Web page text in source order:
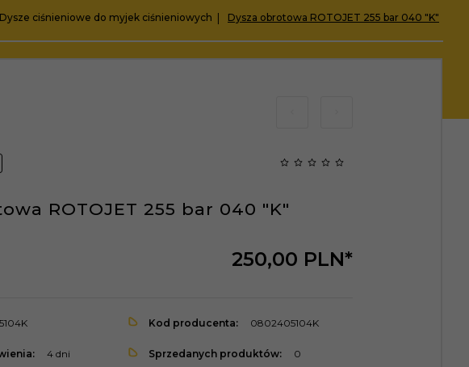
Dysze ciśnieniowe do myjek ciśnieniowych Dysza obrotowa ROTOJET 255 bar 040 "K"
ROTOJET 255 bar 040 "K"
250,00 PLN*
Kod producenta: 0802405104K
4 dni Sprzedanych produktów: 0